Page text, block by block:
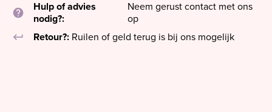
help
Hulp of advies
nodig?:
Neem gerust contact met ons
op
keyboard_return
Retour?: Ruilen of geld terug is bij ons mogelijk